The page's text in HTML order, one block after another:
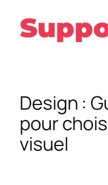
contenu
Design :
pour
visuel